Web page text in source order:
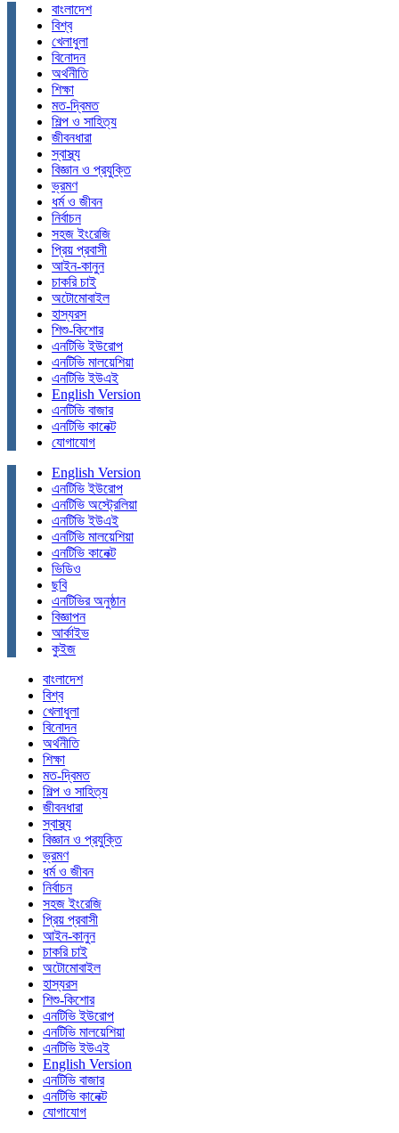
বাংলাদেশ
বিশ্ব
খেলাধুলা
বিনোদন
অর্থনীতি
শিক্ষা
মত-দ্বিমত
শিল্প ও সাহিত্য
জীবনধারা
স্বাস্থ্য
বিজ্ঞান ও প্রযুক্তি
ভ্রমণ
ধর্ম ও জীবন
নির্বাচন
সহজ ইংরেজি
প্রিয় প্রবাসী
আইন-কানুন
চাকরি চাই
অটোমোবাইল
হাস্যরস
শিশু-কিশোর
এনটিভি ইউরোপ
এনটিভি মালয়েশিয়া
এনটিভি ইউএই
English Version
এনটিভি বাজার
এনটিভি কানেক্ট
যোগাযোগ
English Version
এনটিভি ইউরোপ
এনটিভি অস্ট্রেলিয়া
এনটিভি ইউএই
এনটিভি মালয়েশিয়া
এনটিভি কানেক্ট
ভিডিও
ছবি
এনটিভির অনুষ্ঠান
বিজ্ঞাপন
আর্কাইভ
কুইজ
বাংলাদেশ
বিশ্ব
খেলাধুলা
বিনোদন
অর্থনীতি
শিক্ষা
মত-দ্বিমত
শিল্প ও সাহিত্য
জীবনধারা
স্বাস্থ্য
বিজ্ঞান ও প্রযুক্তি
ভ্রমণ
ধর্ম ও জীবন
নির্বাচন
সহজ ইংরেজি
প্রিয় প্রবাসী
আইন-কানুন
চাকরি চাই
অটোমোবাইল
হাস্যরস
শিশু-কিশোর
এনটিভি ইউরোপ
এনটিভি মালয়েশিয়া
এনটিভি ইউএই
English Version
এনটিভি বাজার
এনটিভি কানেক্ট
যোগাযোগ